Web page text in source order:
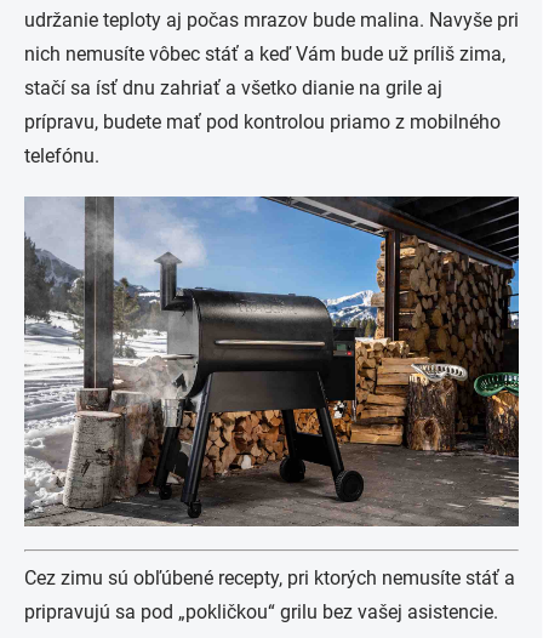
udržanie teploty aj počas mrazov bude malina. Navyše pri
nich nemusíte vôbec stáť a keď Vám bude už príliš zima,
stačí sa ísť dnu zahriať a všetko dianie na grile aj
prípravu, budete mať pod kontrolou priamo z mobilného
telefónu.
Cez zimu sú obľúbené recepty, pri ktorých nemusíte stáť a
pripravujú sa pod „pokličkou“ grilu bez vašej asistencie.